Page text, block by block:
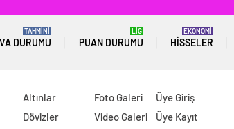
DURUMU
TAHMİNİ
PUAN DURUMU
LİG
HISSELER
EKONOMİ
Altınlar
Dövizler
Foto Galeri
Video Galeri
Üye Giriş
Üye Kayıt